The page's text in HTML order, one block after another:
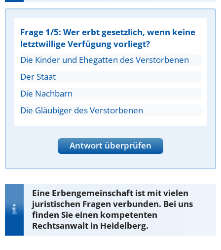
Frage 1/5: Wer erbt gesetzlich, wenn keine
letztwillige Verfügung vorliegt?
Die Kinder und Ehegatten des Verstorbenen
Der Staat
Die Nachbarn
Die Gläubiger des Verstorbenen
Antwort überprüfen
Eine Erbengemeinschaft ist mit vielen
juristischen Fragen verbunden. Bei uns
finden Sie einen kompetenten
Rechtsanwalt in Heidelberg.